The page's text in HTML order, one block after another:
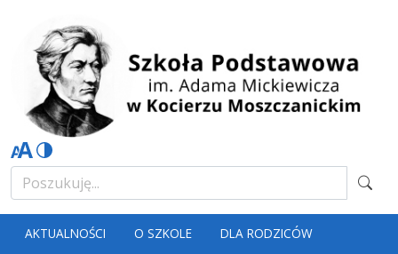
AKTUALNOŚCI O SZKOLE
DLA RODZICÓW